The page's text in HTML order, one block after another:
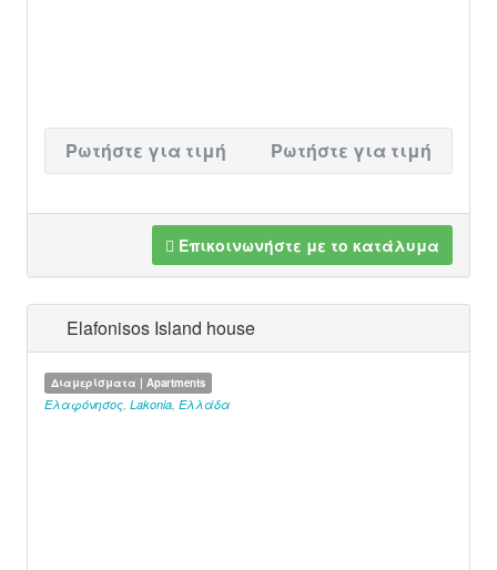
Ρωτήστε για τιμή Ρωτήστε για τιμή
Επικοινωνήστε με το κατάλυμα
Elafonisos Island house
Διαμερίσματα | Apartments
Ελαφόνησος, Lakonia, Ελλάδα